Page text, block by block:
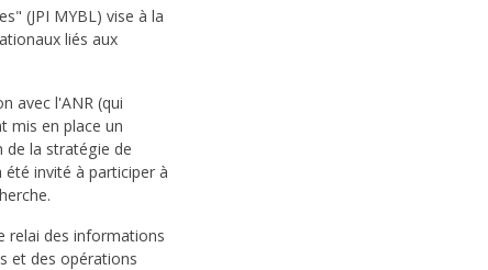
(JPI MYBL) vise à la
liés aux
avec l'ANR (qui
mis en place un
de la stratégie de
été invité à participer à
relai des informations
et des opérations